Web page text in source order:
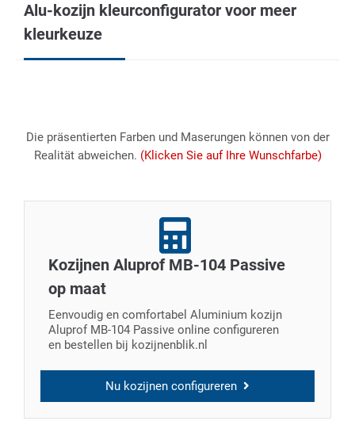
Alu-kozijn kleurconfigurator voor meer
kleurkeuze
Die präsentierten Farben und Maserungen können von der
Realität abweichen. (Klicken Sie auf Ihre Wunschfarbe)
Kozijnen Aluprof MB-104 Passive
op maat
Eenvoudig en comfortabel Aluminium kozijn
Aluprof MB-104 Passive online configureren
en bestellen bij kozijnenblik.nl
Nu kozijnen configureren